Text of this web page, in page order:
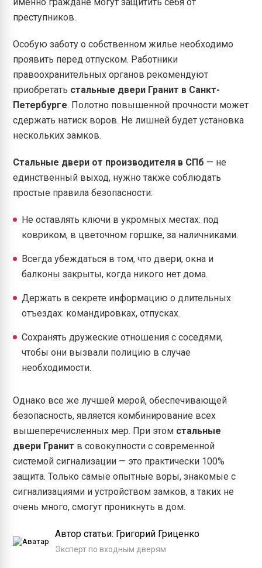
преступников.
Особую заботу о собственном жилье необходимо
проявить перед отпуском. Работники
правоохранительных органов рекомендуют
приобретать стальные двери Гранит в Санкт-
Петербурге. Полотно повышенной прочности может
сдержать натиск воров. Не лишней будет установка
нескольких замков.
Стальные двери от производителя в СПб — не
единственный выход, нужно также соблюдать
простые правила безопасности:
Не оставлять ключи в укромных местах: под
ковриком, в цветочном горшке, за наличниками.
Всегда убеждаться в том, что двери, окна и
балконы закрыты, когда никого нет дома.
Держать в секрете информацию о длительных
отъездах: командировках, отпусках.
Сохранять дружеские отношения с соседями,
чтобы они вызвали полицию в случае
необходимости.
Однако все же лучшей мерой, обеспечивающей
безопасность, является комбинирование всех
вышеперечисленных мер. При этом стальные
двери Гранит в совокупности с современной
системой сигнализации — это практически 100%
защита. Только самые опытные воры, знакомые с
сигнализациями и устройством замков, а таких не
очень много, смогут проникнуть в дом.
Автор статьи: Григорий Гриценко
Эксперт по входным дверям